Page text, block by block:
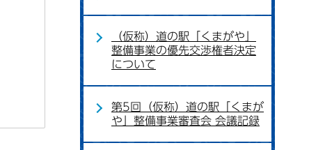
（仮称）道の駅「くまがや」
整備事業の優先交渉権者決定
について
第5回（仮称）道の駅「くまが
や」整備事業審査会 会議記録